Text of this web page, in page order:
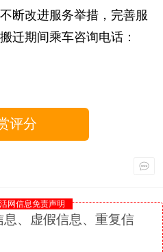
断改进服务举措，完善服
迁期间乘车咨询电话：
评分
网信息免责声明
、虚假信息、重复信